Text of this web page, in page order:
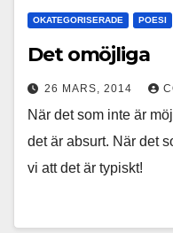
OKATEGORISERADE POESI
Det omöjliga
26 MARS, 2014
När det som inte är
det är absurt. När det
vi att det är typiskt!